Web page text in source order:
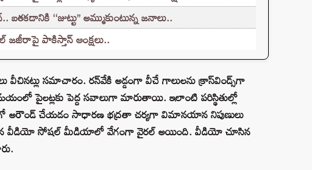
‘‘జుట్టు’’ అమ్ముకుంటున్న జనాలు..
జజీరాపై పాకిస్తాన్ ఆంక్షలు..
వీచినట్లు సమాచారం. రన్‌వేకి అడ్డంగా వీచే గాలులను క్రాస్‌విండ్స్‌గా
పైలట్లకు పెద్ద సవాలుగా మారుతాయి. ఇలాంటి పరిస్థితుల్లో
అరౌండ్ చేయడం సాధారణ భద్రతా చర్యగా విమానయాన నిపుణులు
వీడియో సోషల్ మీడియాలో వేగంగా వైరల్ అయింది. వీడియో చూసిన